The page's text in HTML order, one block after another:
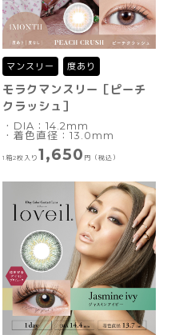
マンスリー 度あり
モラクマンスリー［ピーチ
クラッシュ］
・DIA：14.2mm
・着色直径：13.0mm
1箱2枚入り 1,650 円（税込）